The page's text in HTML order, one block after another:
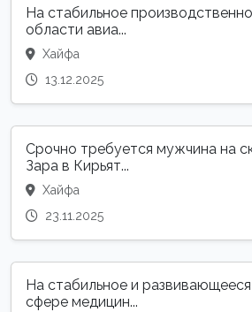
На стабильное
области авиа...
Хайфа
13.12.2025
Срочно требуется мужчина на
Зара в Кирьят...
Хайфа
23.11.2025
На стабильное и
сфере медицин...